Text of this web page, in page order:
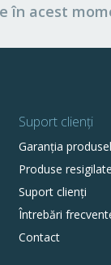
în acest
Suport clienți
Garanția
Produse resigilate
Suport clienți
Întrebări
Contact